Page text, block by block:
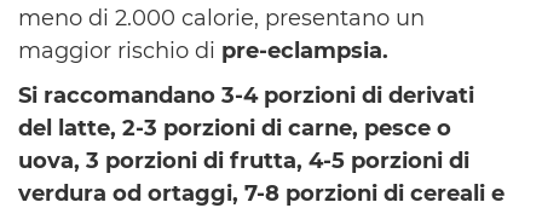
meno di 2.000 calorie, presentano un
maggior rischio di pre-eclampsia.
Si raccomandano 3-4 porzioni di derivati
del latte, 2-3 porzioni di carne, pesce o
uova, 3 porzioni di frutta, 4-5 porzioni di
verdura od ortaggi, 7-8 porzioni di cereali e